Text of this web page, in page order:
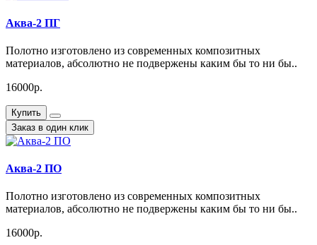
Аква-2 ПГ
Полотно изготовлено из современных композитных
материалов, абсолютно не подвержены каким бы то ни бы..
16000р.
Купить
Заказ в один клик
Аква-2 ПО
Полотно изготовлено из современных композитных
материалов, абсолютно не подвержены каким бы то ни бы..
16000р.